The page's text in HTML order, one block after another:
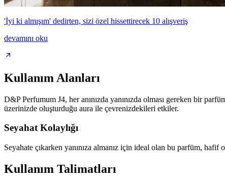
'İyi ki almışım' dedirten, sizi özel hissettirecek 10 alışveriş
devamını oku
Kullanım Alanları
D&P Perfumum J4, her anınızda yanınızda olması gereken bir
üzerinizde oluşturduğu aura ile çevrenizdekileri etkiler.
Seyahat Kolaylığı
Seyahate çıkarken yanınıza almanız için ideal olan bu parfüm,
Kullanım Talimatları